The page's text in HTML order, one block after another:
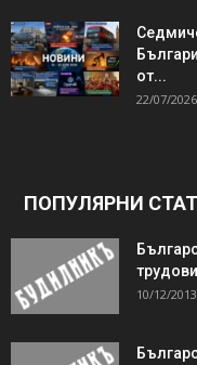
от...
22/07/2026
ПОПУЛЯРНИ
10/12/2013